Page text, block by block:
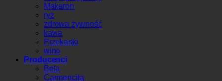
Makaron
ryż
zdrowa żywność
kawa
Przekaski
wino
Producenci
Bela
Carmencita